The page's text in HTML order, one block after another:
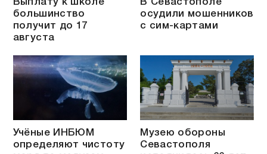
Выплату к школе
большинство
получит до 17
августа
В Севастополе
осудили мошенников
с сим-картами
Учёные ИНБЮМ
определяют чистоту
Музею обороны
Севастополя